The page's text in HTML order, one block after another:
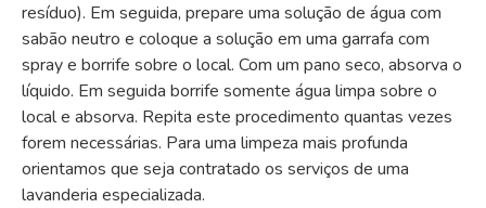
resíduo). Em seguida, prepare uma solução de água com
sabão neutro e coloque a solução em uma garrafa com
spray e borrife sobre o local. Com um pano seco, absorva o
líquido. Em seguida borrife somente água limpa sobre o
local e absorva. Repita este procedimento quantas vezes
forem necessárias. Para uma limpeza mais profunda
orientamos que seja contratado os serviços de uma
lavanderia especializada.